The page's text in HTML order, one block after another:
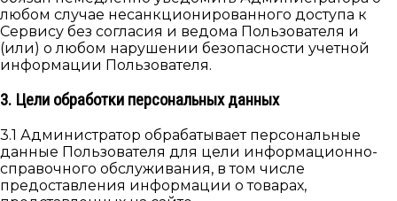
любом случае несанкционированного доступа к
Сервису без согласия и ведома Пользователя и
(или) о любом нарушении безопасности учетной
информации Пользователя.
3. Цели обработки персональных данных
3.1 Администратор обрабатывает персональные
данные Пользователя для цели информационно-
справочного обслуживания, в том числе
предоставления информации о товарах,